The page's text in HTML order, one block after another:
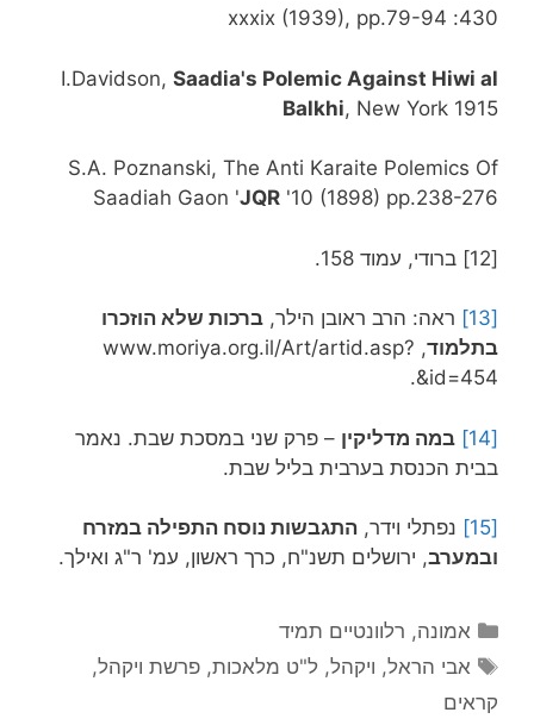
430: xxxix (1939), pp.79-94
I.Davidson, Saadia's Polemic Against Hiwi al
Balkhi, New York 1915
S.A. Poznanski, The Anti Karaite Polemics Of
Saadiah Gaon 'JQR '10 (1898) pp.238-276
[12] ברודי, עמוד 158.
[13] ראה: הרב ראובן הילר, ברכות שלא הוזכרו
בתלמוד , www.moriya.org.il/Art/artid.asp?
id=454&.
[14] במה מדליקין – פרק שני במסכת שבת. נאמר
בבית הכנסת בערבית בליל שבת.
[15] נפתלי וידר, התגבשות נוסח התפילה במזרח
ובמערב, ירושלים תשנ"ח, כרך ראשון, עמ' ר"ג ואילך.
קטגוריות
אמונה, רלוונטיים תמיד
תגיות
אבי הראל, ויקהל, ל"ט מלאכות,פרשת ויקהל,
קראים